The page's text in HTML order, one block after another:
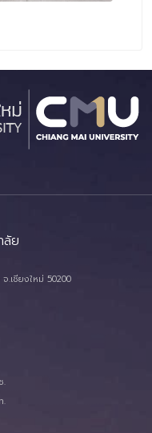
ลัย
.เชียงใหม่ 50200
.
.